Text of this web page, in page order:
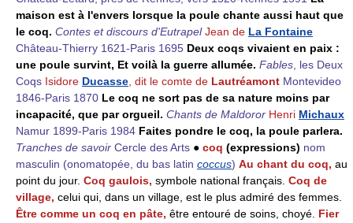
maison est à l'envers lorsque la poule chante aussi haut que
le coq. Contes et discours d'Eutrapel Jean de La Fontaine
Château-Thierry 1621-Paris 1695 Deux coqs vivaient en paix :
une poule survint, Et voilà la guerre allumée. Fables , les Deux
Coqs Isidore Ducasse , dit le comte de Lautréamont Montevideo
1846-Paris 1870 Le coq ne sort pas de sa nature moins par
incapacité, que par orgueil. Chants de Maldoror Henri Michaux
Namur 1899-Paris 1984 Faites pondre le coq, la poule parlera.
Tranches de savoir Cercle des Arts ● coq (expressions) nom
masculin (onomatopée, du bas latin coccus) Au chant du coq, au
point du jour. Coq gaulois, symbole national français. Coq de
village, celui qui, dans un village, est le plus admiré des femmes.
Être comme un coq en pâte, être entouré de soins, choyé. Fier